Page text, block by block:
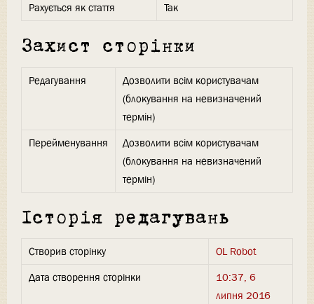
Рахується як стаття Так
Захист сторінки
Редагування
Дозволити всім користувачам
(блокування на невизначений
термін)
Перейменування
Дозволити всім користувачам
(блокування на невизначений
термін)
Історія редагувань
Створив сторінку
OL Robot
Дата створення сторінки
10:37, 6
липня 2016